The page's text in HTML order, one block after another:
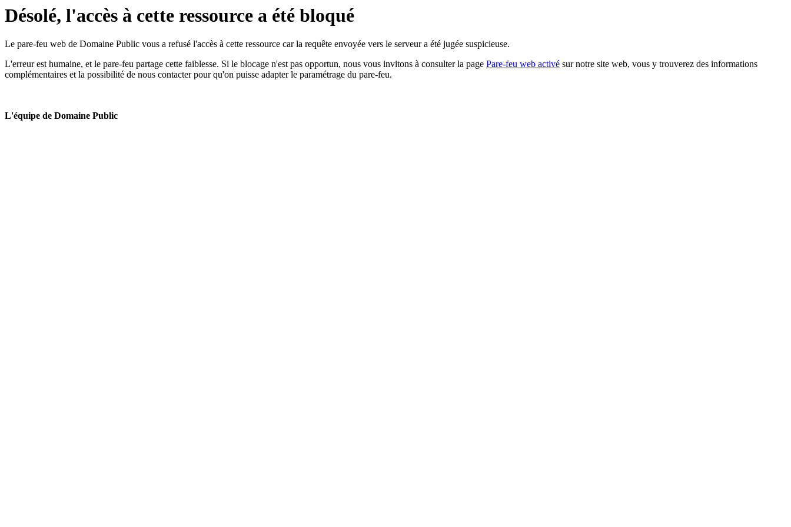
Désolé, l'accès à cette ressource a été bloqué
Le pare-feu web de Domaine Public vous a refusé l'accès à cette ressource car la requête envoyée vers le serveur a été jugée suspicieuse.
L'erreur est humaine, et le pare-feu partage cette faiblesse. Si le blocage n'est pas opportun, nous vous invitons à consulter la page Pare-feu web activé sur notre site web, vous y trouverez des informations
complémentaires et la possibilité de nous contacter pour qu'on puisse adapter le paramétrage du pare-feu.
L'équipe de Domaine Public